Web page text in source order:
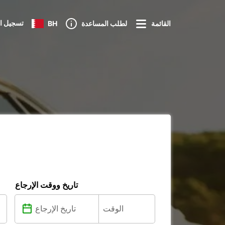
تسجيل BH لطلب المساعدة القائمة
تاريخ ووقت الإرجاع